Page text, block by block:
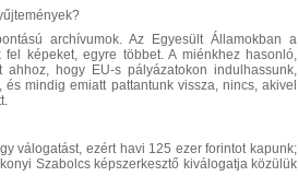
archívumok. Az Egyesült Államokban a
képeket, egyre többet. A miénkhez hasonló,
hogy EU-s pályázatokon indulhassunk,
mindig emiatt pattantunk vissza, nincs, akivel
válogatást, ezért havi 125 ezer forintot kapunk;
Szabolcs képszerkesztő kiválogatja közülük